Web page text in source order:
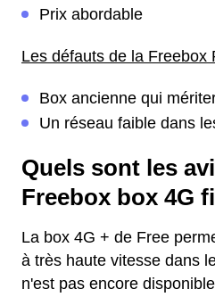
Prix abordable
Les défauts de la Freebox
Box ancienne qui
Un réseau faible dans
Quels sont les
Freebox box 4G
La box 4G + de Free
à très haute vitesse dans
n'est pas encore